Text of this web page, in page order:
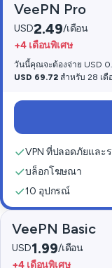
VeePN Pro
USD2.49/เดือน
+4 เดือนพิเศษ
วันนี้คุณจะต้องจ่าย USD
USD 69.72 สำหรับ 28 เดื
VPN ที่ปลอดภัยและร
บล็อกโฆษณา
10 อุปกรณ์
VeePN Basic
USD1.99/เดือน
+4 เดือนพิเศษ